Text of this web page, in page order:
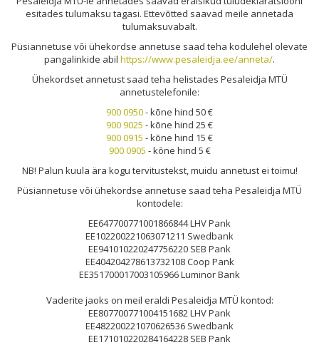
esitades tulumaksu tagasi. Ettevõtted saavad meile annetada
tulumaksuvabalt.
Püsiannetuse või ühekordse annetuse saad teha kodulehel olevate
pangalinkide abil https://www.pesaleidja.ee/anneta/.
Ühekordset annetust saad teha helistades Pesaleidja MTÜ
annetustelefonile:
900 0950- kõne hind 50 €
900 9025 - kõne hind 25 €
900 0915 - kõne hind 15 €
900 0905 - kõne hind 5 €
NB! Palun kuula ära kogu tervitustekst, muidu annetust ei toimu!
Püsiannetuse või ühekordse annetuse saad teha Pesaleidja MTÜ
kontodele:
EE647700771001866844 LHV Pank
EE102200221063071211 Swedbank
EE941010220247756220 SEB Pank
EE404204278613732108 Coop Pank
EE351700017003105966 Luminor Bank
Vaderite jaoks on meil eraldi Pesaleidja MTÜ kontod:
EE807700771004151682 LHV Pank
EE482200221070626536 Swedbank
EE171010220284164228 SEB Pank